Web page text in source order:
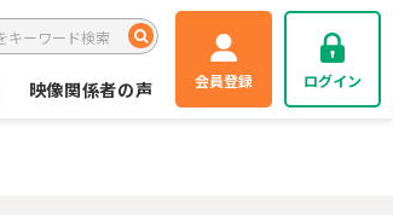
映像関係者の声 会員登録 ログイン